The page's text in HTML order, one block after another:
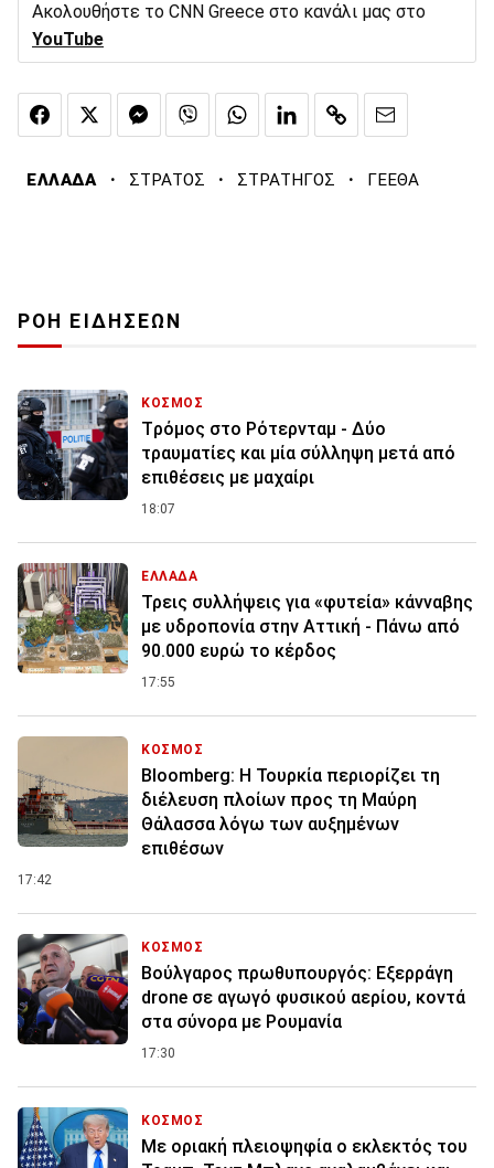
Ακολουθήστε το CNN Greece στο κανάλι μας στο
YouTube
ΕΛΛΑΔΑ · ΣΤΡΑΤΟΣ · ΣΤΡΑΤΗΓΟΣ · ΓΕΕΘΑ
ΡΟΗ ΕΙΔΗΣΕΩΝ
ΚΟΣΜΟΣ
Tρόμος στο Ρότερνταμ - Δύο
τραυματίες και μία σύλληψη μετά από
επιθέσεις με μαχαίρι
18:07
ΕΛΛΑΔΑ
Τρεις συλλήψεις για «φυτεία» κάνναβης
με υδροπονία στην Αττική - Πάνω από
90.000 ευρώ το κέρδος
17:55
ΚΟΣΜΟΣ
Bloomberg: Η Τουρκία περιορίζει τη
διέλευση πλοίων προς τη Μαύρη
Θάλασσα λόγω των αυξημένων
επιθέσων
17:42
ΚΟΣΜΟΣ
Βούλγαρος πρωθυπουργός: Εξερράγη
drone σε αγωγό φυσικού αερίου, κοντά
στα σύνορα με Ρουμανία
17:30
ΚΟΣΜΟΣ
Με οριακή πλειοψηφία ο εκλεκτός του